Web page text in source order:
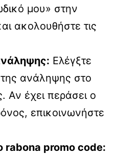
μου» στην
ακολουθήστε τις
Ελέγξτε
ανάληψης στο
Αν έχει περάσει ο
επικοινωνήστε
rabona promo code: